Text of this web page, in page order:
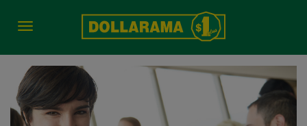
Toggle